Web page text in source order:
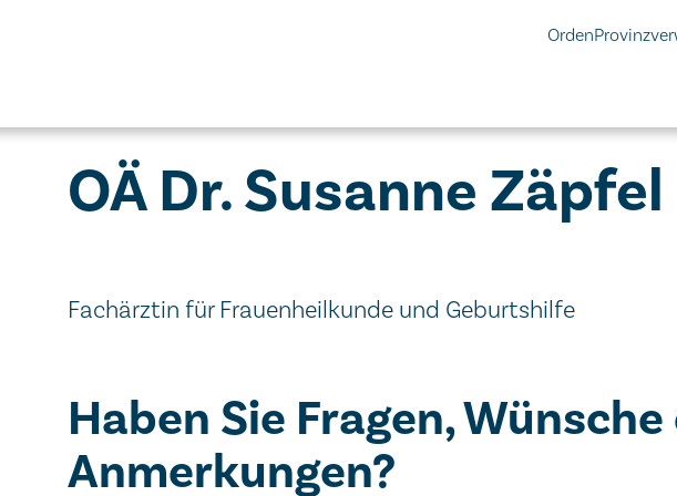
Orden
OÄ Dr. Susanne Zäpfel
Fachärztin für Frauenheilkunde und Geburtshilfe
Haben Sie Fragen,
Anmerkungen?